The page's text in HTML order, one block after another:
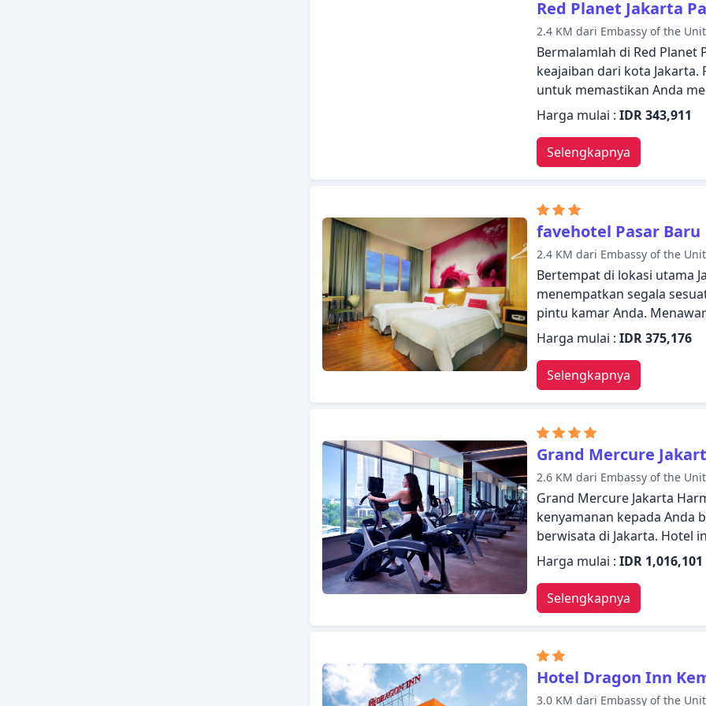
rekreasinya yang meliputi
anak, taman. Thamrin
yang hangat dengan
Anda di Jakarta tak
Red Planet Jakarta
2.4 KM dari Embassy of the
Bermalamlah di Red Planet
keajaiban dari kota
untuk memastikan Anda
WiFi gratis di semua kamar,
jam, penyimpanan
properti ini. Dirancang
kamar memiliki televisi
WiFi (gratis), kamar bebas
kenyamanan istirahat
pilihan fasilitas rekreasi.
Red Planet Pasar Baru
Harga mulai :IDR 343,911
Selengkapnya
favehotel Pasar Baru
2.4 KM dari Embassy of the
Bertempat di lokasi utama
menempatkan segala
pintu kamar Anda.
menyediakan semua yang
nyaman. Manfaatkan WiFi
penyimpanan barang, Wi-fi
yang disediakan hotel.
beberapa kamar
akses internet - WiFi, akses
Beristirahatlah setelah
Suasana yang ramah dan
harapkan selama menginap
Harga mulai :IDR 375,176
Selengkapnya
Grand Mercure
2.6 KM dari Embassy of the
Grand Mercure Jakarta
kenyamanan kepada Anda
berwisata di Jakarta. Hotel
menginap dengan nyaman.
toko serbaguna, layanan
beberapa dari berbagai
dengan segala fasilitas
nyaman. Di beberapa
internet WiFi (gratis), AC,
Beristirahatlah setelah
pusat kebugaran, sauna,
Harga mulai :IDR 1,016,101
Selengkapnya
Hotel Dragon Inn
3.0 KM dari Embassy of the